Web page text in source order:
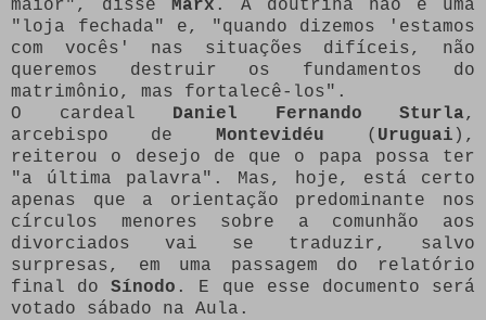
maior", disse Marx . A doutrina não é uma
"loja fechada" e, "quando dizemos 'estamos
com vocês' nas situações difíceis, não
queremos destruir os fundamentos do
matrimônio, mas fortalecê-los".
O cardeal Daniel Fernando Sturla,
arcebispo de Montevidéu ( Uruguai ),
reiterou o desejo de que o papa possa ter
"a última palavra". Mas, hoje, está certo
apenas que a orientação predominante nos
círculos menores sobre a comunhão aos
divorciados vai se traduzir, salvo
surpresas, em uma passagem do relatório
final doSínodo . E que esse documento será
votado sábado na Aula.